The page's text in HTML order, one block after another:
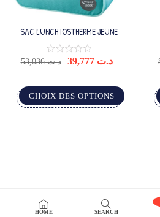
SAC LUNCH IOSTHERME JEUNE
د.ت53,036 د.ت 39,777
CHOIX DES OPTIONS
HOME SEARCH